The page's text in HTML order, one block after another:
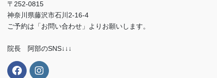
〒252-0815
神奈川県藤沢市石川2-16-4
ご予約は「お問い合わせ」よりお願いします。
院長 阿部のSNS↓↓↓